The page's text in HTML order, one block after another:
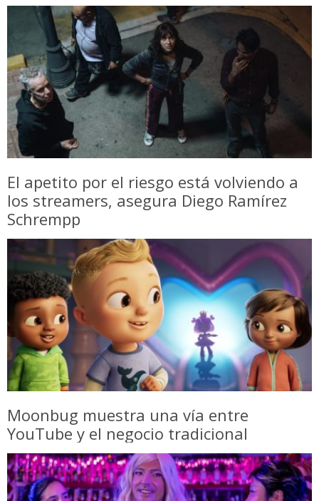
El apetito por el riesgo está volviendo a
los streamers, asegura Diego Ramírez
Schrempp
Moonbug muestra una vía entre
YouTube y el negocio tradicional